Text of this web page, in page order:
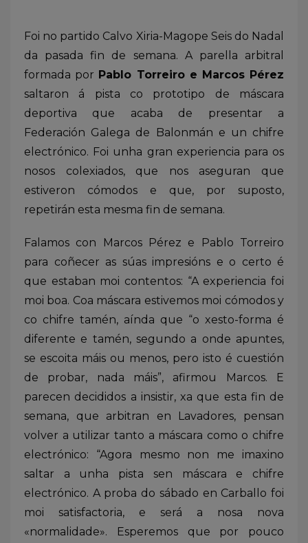
Foi no partido Calvo Xiria-Magope Seis do Nadal
da pasada fin de semana. A parella arbitral
formada por Pablo Torreiro e Marcos Pérez
saltaron á pista co prototipo de máscara
deportiva que acaba de presentar a
Federación Galega de Balonmán e un chifre
electrónico. Foi unha gran experiencia para os
nosos colexiados, que nos aseguran que
estiveron cómodos e que, por suposto,
repetirán esta mesma fin de semana.
Falamos con Marcos Pérez e Pablo Torreiro
para coñecer as súas impresións e o certo é
que estaban moi contentos: “A experiencia foi
moi boa. Coa máscara estivemos moi cómodos y
co chifre tamén, aínda que “o xesto-forma é
diferente e tamén, segundo a onde apuntes,
se escoita máis ou menos, pero isto é cuestión
de probar, nada máis”, afirmou Marcos. E
parecen decididos a insistir, xa que esta fin de
semana, que arbitran en Lavadores, pensan
volver a utilizar tanto a máscara como o chifre
electrónico: “Agora mesmo non me imaxino
saltar a unha pista sen máscara e chifre
electrónico. A proba do sábado en Carballo foi
moi satisfactoria, e será a nosa nova
«normalidade». Esperemos que por pouco